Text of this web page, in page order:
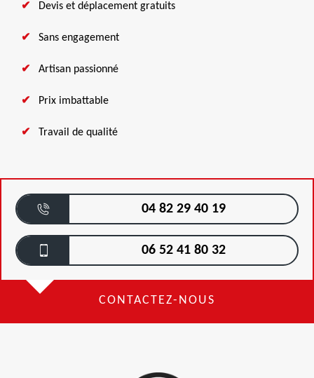
Devis et déplacement gratuits
Sans engagement
Artisan passionné
Prix imbattable
Travail de qualité
04 82 29 40 19
06 52 41 80 32
CONTACTEZ-NOUS